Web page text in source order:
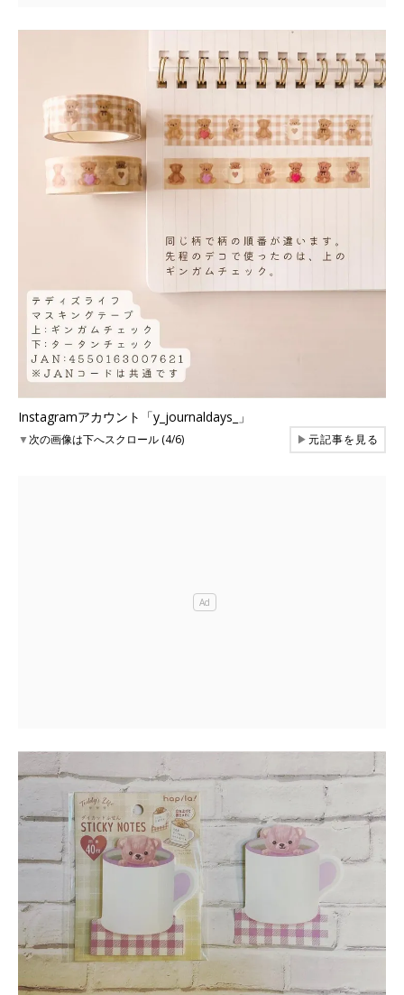
Instagramアカウント「y_journaldays_」
▼次の画像は下へスクロール (4/6) ▶元記事を見る